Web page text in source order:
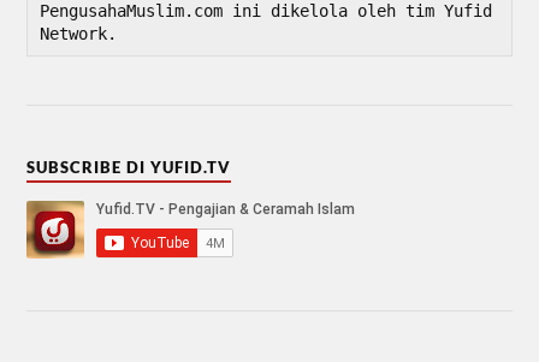
PengusahaMuslim.com ini dikelola oleh tim Yufid
Network.
SUBSCRIBE DI YUFID.TV